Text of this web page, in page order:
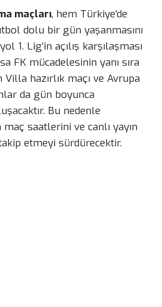
maçları, hem Türkiye’de
dolu bir gün yaşanmasını
1. Lig’in açılış karşılaşması
FK mücadelesinin yanı sıra
hazırlık maçı ve Avrupa
da gün boyunca
Bu nedenle
saatlerini ve canlı yayın
etmeyi sürdürecektir.